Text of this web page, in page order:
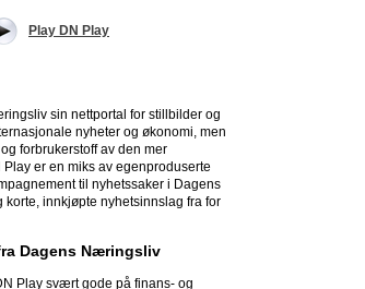
Play DN Play
sin nettportal for stillbilder og
nyheter og økonomi, men
forbrukerstoff av den mer
Play er en miks av egenproduserte
til nyhetssaker i Dagens
innkjøpte nyhetsinnslag fra for
Dagens Næringsliv
Play svært gode på finans- og